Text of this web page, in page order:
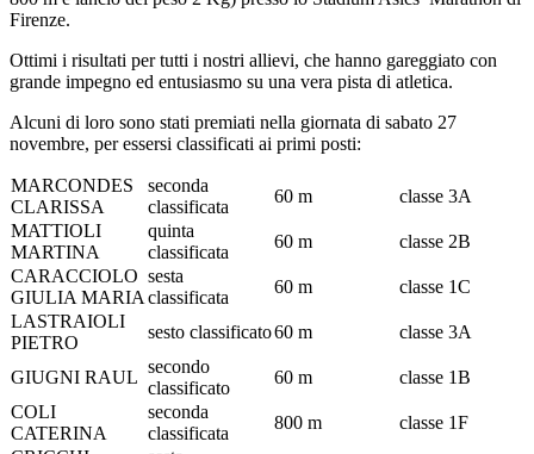
Firenze.
Ottimi i risultati per tutti i nostri allievi, che hanno gareggiato con
grande impegno ed entusiasmo su una vera pista di atletica.
Alcuni di loro sono stati premiati nella giornata di sabato 27
novembre, per essersi classificati ai primi posti:
MARCONDES
CLARISSA
seconda
classificata
60 m
classe 3A
MATTIOLI
MARTINA
quinta
classificata
60 m
classe 2B
CARACCIOLO
GIULIA MARIA
sesta
classificata
60 m
classe 1C
LASTRAIOLI
PIETRO
sesto classificato60 m classe 3A
GIUGNI RAUL
secondo
classificato
60 m
classe 1B
COLI
CATERINA
seconda
classificata
800 m
classe 1F